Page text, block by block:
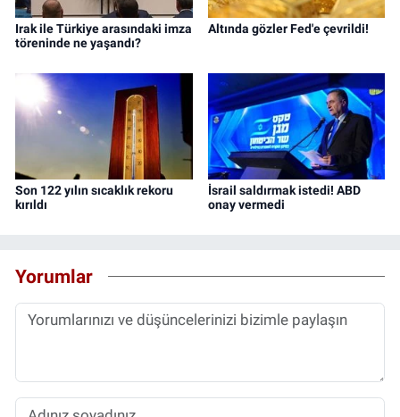
Irak ile Türkiye arasındaki imza
töreninde ne yaşandı?
Altında gözler Fed'e çevrildi!
Son 122 yılın sıcaklık rekoru
kırıldı
İsrail saldırmak istedi! ABD
onay vermedi
Yorumlar